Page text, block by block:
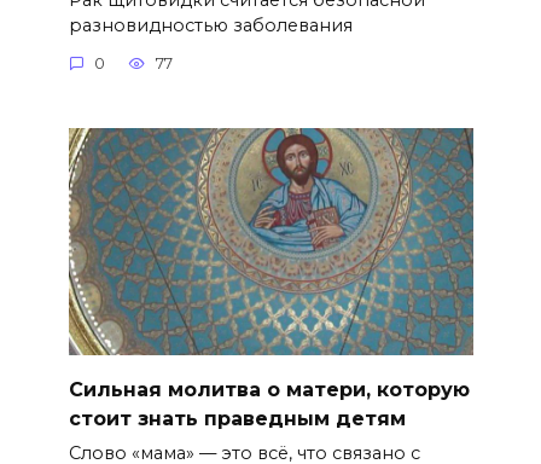
разновидностью заболевания
0 77
Сильная молитва о матери, которую
стоит знать праведным детям
Слово «мама» — это всё, что связано с